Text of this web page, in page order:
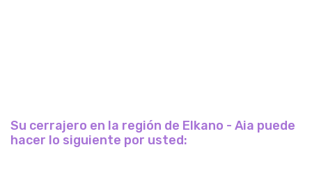
Su cerrajero en la región de Elkano - Aia puede
hacer lo siguiente por usted: